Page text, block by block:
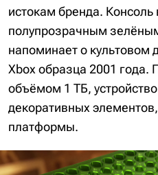
истокам бренда. Консоль
полупрозрачным
напоминает о культовом
Xbox образца 2001 года.
объёмом 1 ТБ,
декоративных
платформы.